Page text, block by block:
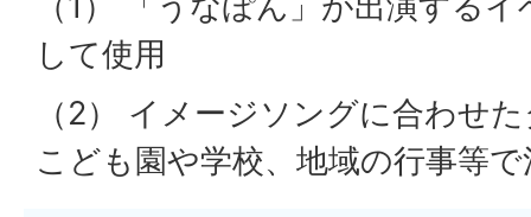
して使用
（2） イメージソングに合わせ
こども園や学校、地域の行事等で